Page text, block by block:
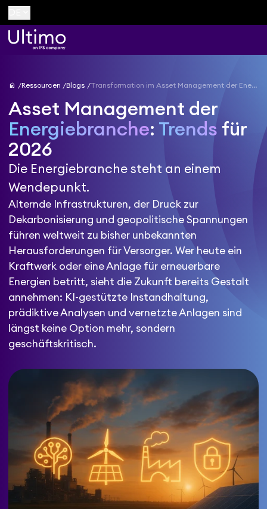
home Ressourcen Blogs Transformation im Asset Management der Energiebranche: Trends für 2026
Asset Management der
Energiebranche: Trends für
2026
Die Energiebranche steht an einem
Wendepunkt.
Alternde Infrastrukturen, der Druck zur
Dekarbonisierung und geopolitische Spannungen
führen weltweit zu bisher unbekannten
Herausforderungen für Versorger. Wer heute ein
Kraftwerk oder eine Anlage für erneuerbare
Energien betritt, sieht die Zukunft bereits Gestalt
annehmen: KI-gestützte Instandhaltung,
prädiktive Analysen und vernetzte Anlagen sind
längst keine Option mehr, sondern
geschäftskritisch.